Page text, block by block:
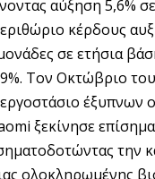
αύξηση 5,6%
κέρδους
σε ετήσια
Τον Οκτώβριο
έξυπνων
ξεκίνησε
την
ολοκληρωμένης